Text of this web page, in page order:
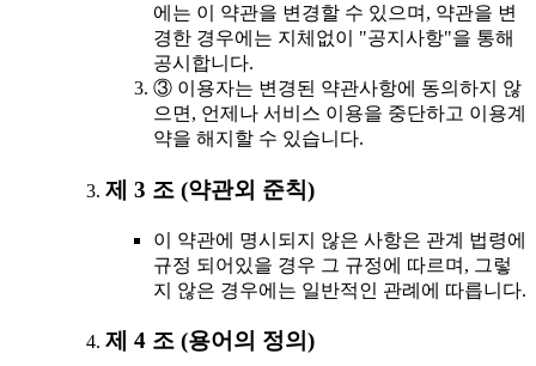
에는 이 약관을 변경할 수 있으며, 약관을 변
경한 경우에는 지체없이 "공지사항"을 통해
공시합니다.
③ 이용자는 변경된 약관사항에 동의하지 않
으면, 언제나 서비스 이용을 중단하고 이용계
약을 해지할 수 있습니다.
제 3 조 (약관외 준칙)
이 약관에 명시되지 않은 사항은 관계 법령에
규정 되어있을 경우 그 규정에 따르며, 그렇
지 않은 경우에는 일반적인 관례에 따릅니다.
제 4 조 (용어의 정의)